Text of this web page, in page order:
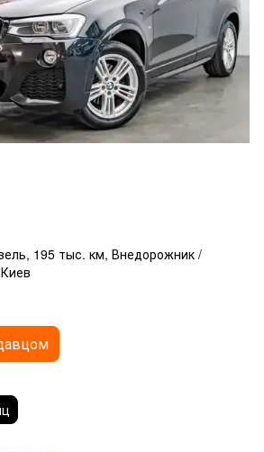
195 тыс. км, Внедорожник /